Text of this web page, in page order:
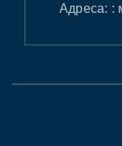
Адреса: :